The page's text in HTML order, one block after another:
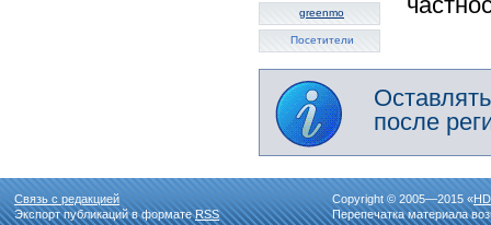
greenmo
Посетители
после
Связь с редакцией
Экспорт публикаций в форматеRSS
Copyright © 2005—2015 «
Перепечатка материала